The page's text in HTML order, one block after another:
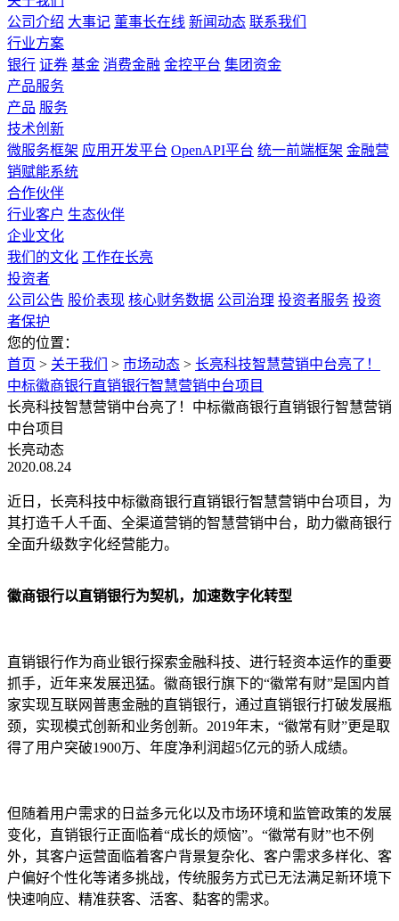
公司介绍 大事记 董事长在线 新闻动态 联系我们
行业方案
银行 证券 基金 消费金融 金控平台 集团资金
产品服务
产品 服务
技术创新
微服务框架 应用开发平台 OpenAPI平台 统一前端框架 金融营
销赋能系统
合作伙伴
行业客户 生态伙伴
企业文化
我们的文化 工作在长亮
投资者
公司公告 股价表现 核心财务数据 公司治理 投资者服务 投资
者保护
您的位置：
首页 > 关于我们 > 市场动态 > 长亮科技智慧营销中台亮了！
中标徽商银行直销银行智慧营销中台项目
长亮科技智慧营销中台亮了！中标徽商银行直销银行智慧营销
中台项目
长亮动态
2020.08.24
近日，长亮科技中标徽商银行直销银行智慧营销中台项目，为
其打造千人千面、全渠道营销的智慧营销中台，助力徽商银行
全面升级数字化经营能力。
徽商银行以直销银行为契机，加速数字化转型
直销银行作为商业银行探索金融科技、进行轻资本运作的重要
抓手，近年来发展迅猛。徽商银行旗下的“徽常有财”是国内首
家实现互联网普惠金融的直销银行，通过直销银行打破发展瓶
颈，实现模式创新和业务创新。2019年末，“徽常有财”更是取
得了用户突破1900万、年度净利润超5亿元的骄人成绩。
但随着用户需求的日益多元化以及市场环境和监管政策的发展
变化，直销银行正面临着“成长的烦恼”。“徽常有财”也不例
外，其客户运营面临着客户背景复杂化、客户需求多样化、客
户偏好个性化等诸多挑战，传统服务方式已无法满足新环境下
快速响应、精准获客、活客、黏客的需求。